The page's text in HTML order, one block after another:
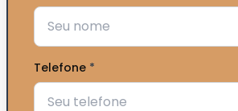
Telefone *